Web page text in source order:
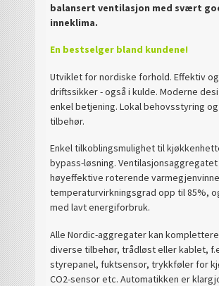
balansert ventilasjon med svært
inneklima.
En bestselger bland kundene!
Utviklet for nordiske forhold. Effektiv og
driftssikker - også i kulde. Moderne
enkel betjening. Lokal behovsstyring
tilbehør.
Enkel tilkoblingsmulighet til
bypass-løsning. Ventilasjonsaggregatet
høyeffektive roterende
temperaturvirkningsgrad opp til 85%,
med lavt energiforbruk.
Alle Nordic-aggregater kan
diverse tilbehør, trådløst eller kablet,
styrepanel, fuktsensor, trykkføler for
CO2-sensor etc. Automatikken er